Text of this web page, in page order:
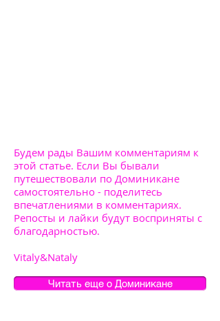
Будем рады Вашим комментариям к
этой статье. Если Вы бывали
путешествовали по Доминикане
самостоятельно - поделитесь
впечатлениями в комментариях.
Репосты и лайки будут восприняты с
благодарностью.
Vitaly&Nataly
Читать еще о Доминикане